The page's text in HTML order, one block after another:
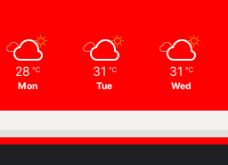
28 ℃
Mon
31 ℃
Tue
31 ℃
Wed